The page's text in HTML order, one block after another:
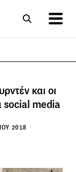
και οι
social media
2018